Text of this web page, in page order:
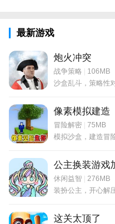
最新游戏
炮火冲突
战争策略 | 106MB
沙盒乱斗，策略性
像素模拟建造
冒险解密 | 75MB
模拟沙盒，建造冒
公主换装游戏
休闲益智 | 276MB
装扮公主，开心解
这关太顶了